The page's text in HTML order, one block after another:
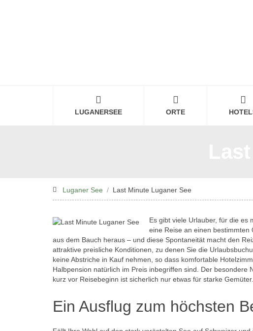
LUGANERSEE ORTE
Luganer See Last Minute Luganer See
Es gibt viele Urlauber, für die es
eine Reise an einen bestimmten
aus dem Bauch heraus – und diese Spontaneität macht den
attraktive preisliche Konditionen, zu denen Sie die
keine Abstriche in Kauf nehmen, so dass komfortable
Halbpension natürlich im Preis inbegriffen sind. Der besondere
kurz vor Reisebeginn ist sicherlich nur etwas für starke Gemüter.
Ein Ausflug zum höchsten